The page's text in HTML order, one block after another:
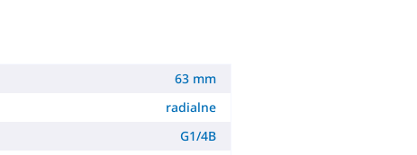
63 mm
radialne
G1/4B